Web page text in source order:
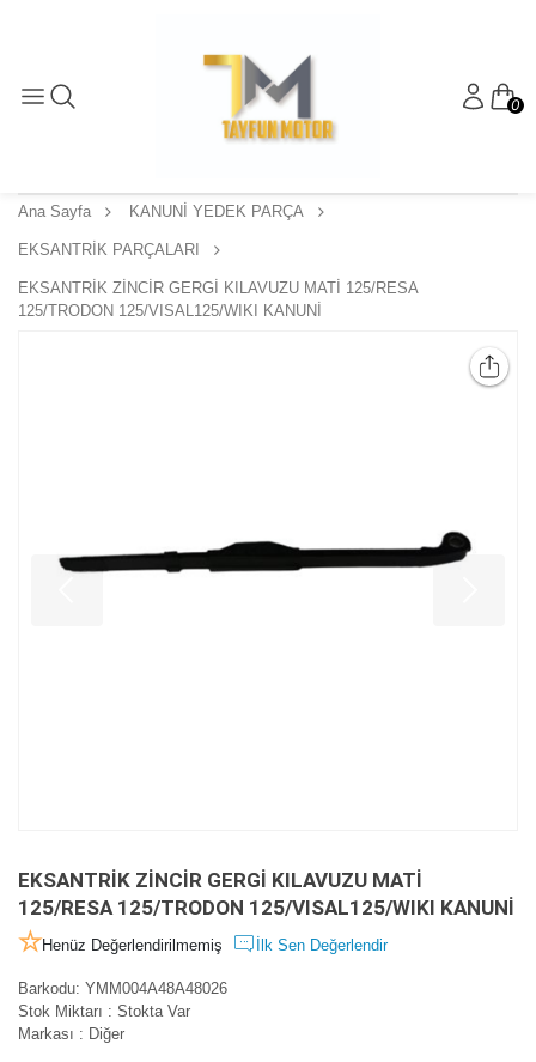
0
Ana Sayfa KANUNİ YEDEK PARÇA
EKSANTRİK PARÇALARI
EKSANTRİK ZİNCİR GERGİ KILAVUZU MATİ 125/RESA
125/TRODON 125/VISAL125/WIKI KANUNİ
EKSANTRİK ZİNCİR GERGİ KILAVUZU MATİ
125/RESA 125/TRODON 125/VISAL125/WIKI KANUNİ
Henüz Değerlendirilmemiş İlk Sen Değerlendir
Barkodu: YMM004A48A48026
Stok Miktarı : Stokta Var
Markası : Diğer